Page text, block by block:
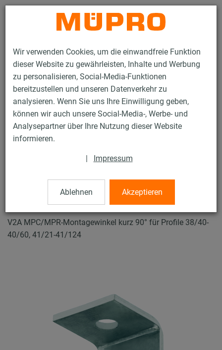
Wir verwenden Cookies, um die einwandfreie Funktion
dieser Website zu gewährleisten, Inhalte und Werbung
zu personalisieren, Social-Media-Funktionen
bereitzustellen und unseren Datenverkehr zu
analysieren. Wenn Sie uns Ihre Einwilligung geben,
können wir auch unsere Social-Media-, Werbe- und
Analysepartner über Ihre Nutzung dieser Website
informieren.
| Impressum
Ablehnen Akzeptieren
Kontakt
Produkte Befestigungstechnik
Lüftungsbefestigung
Installationsschienen für die Lüftungsbefestigung
MPR-Systemschienen (leichter bis mittlerer Lastbereich)
Montagewinkel 90°
Montagewinkel 90°
V2A MPC/MPR-Montagewinkel kurz 90° für Profile 38/40-
40/60, 41/21-41/124